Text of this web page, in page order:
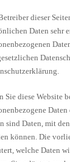
dieser
Daten sehr
Sie diese Website
sind Daten, mit
können. Die
welche Daten